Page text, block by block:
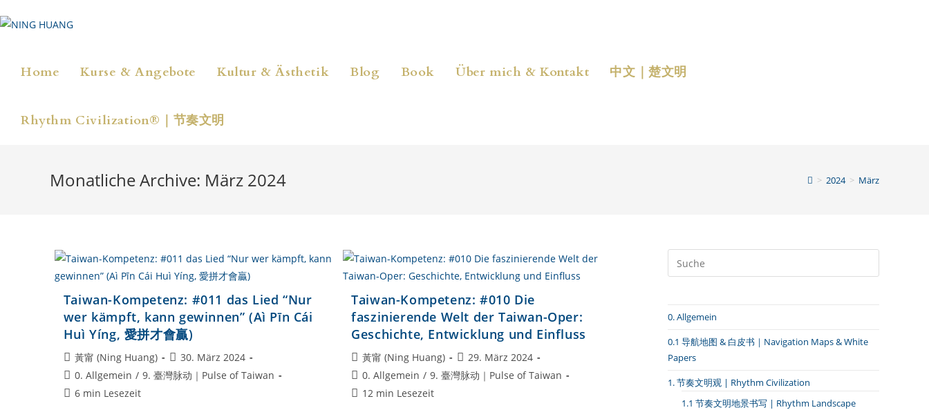
Inhalt
Home Kurse & Angebote Kultur & Ästhetik Blog Book Über mich & Kontakt 中文｜楚文明
Rhythm Civilization®｜节奏文明
Monatliche Archive: März 2024 > 2024 > März
Taiwan-Kompetenz: #011 das Lied “Nur
wer kämpft, kann gewinnen” (Aì Pīn Cái
Huì Yíng, 愛拼才會贏)
Beitrags-
Autor:
黃甯 (Ning Huang)
Beitrag
veröffentlicht:
30. März 2024
Beitrags-
Kategorie:
0. Allgemein / 9. 臺灣脉动｜Pulse of Taiwan
Lesedauer:
6 min Lesezeit
Taiwan-Kompetenz: #010 Die
faszinierende Welt der Taiwan-Oper:
Geschichte, Entwicklung und Einfluss
Beitrags-
Autor:
黃甯 (Ning Huang)
Beitrag
veröffentlicht:
29. März 2024
Beitrags-
Kategorie:
0. Allgemein / 9. 臺灣脉动｜Pulse of Taiwan
Lesedauer:
12 min Lesezeit
0. Allgemein
0.1 导航地图 & 白皮书｜Navigation Maps & White
Papers
1. 节奏文明观 | Rhythm Civilization
1.1 节奏文明地景书写 | Rhythm Landscape